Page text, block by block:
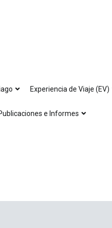
Experiencia de Viaje (EV)
e Informes